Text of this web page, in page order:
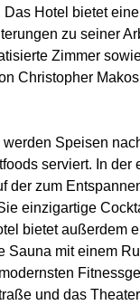
Das Hotel bietet
zu seiner
Zimmer
Christopher
werden Speisen
serviert. In der
der zum
einzigartige
bietet außerdem
Sauna mit einem
und das